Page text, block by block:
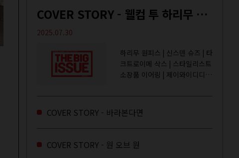
COVER STORY - 웰컴 투 하리무 월드
2025.07.30
하리무 원피스 | 신스덴 슈즈 | 타
크트로이메 삭스 | 스타일리스트
소장품 이어링 | 제이와이디디엠
주와...
COVER STORY - 바라본다면
COVER STORY - 원 오브 원